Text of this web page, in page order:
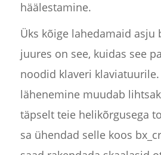
häälestamine.
Üks kõige lahedamaid asju
juures on see, kuidas see
noodid klaveri klaviatuurile.
lähenemine muudab
täpselt teie helikõrgusega
sa ühendad selle koos